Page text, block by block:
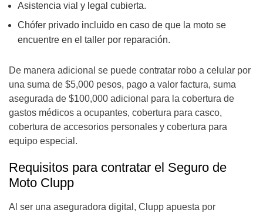
Asistencia vial y legal cubierta.
Chófer privado incluido en caso de que la moto se
encuentre en el taller por reparación.
De manera adicional se puede contratar robo a celular por
una suma de $5,000 pesos, pago a valor factura, suma
asegurada de $100,000 adicional para la cobertura de
gastos médicos a ocupantes, cobertura para casco,
cobertura de accesorios personales y cobertura para
equipo especial.
Requisitos para contratar el Seguro de
Moto Clupp
Al ser una aseguradora digital, Clupp apuesta por